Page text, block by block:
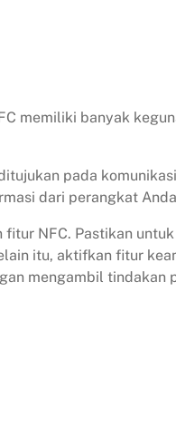
memiliki banyak
pada
dari perangkat
NFC. Pastikan
itu, aktifkan fitur
mengambil